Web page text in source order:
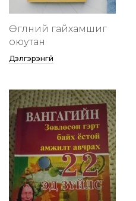
Өглөөний гайхамшиг
оюутан
Дэлгэрэнгүй